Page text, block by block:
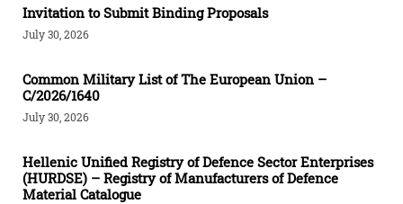
Invitation to Submit Binding Proposals
July 30, 2026
Common Military List of The European Union –
C/2026/1640
July 30, 2026
Hellenic Unified Registry of Defence Sector Enterprises
(HURDSE) – Registry of Manufacturers of Defence
Material Catalogue